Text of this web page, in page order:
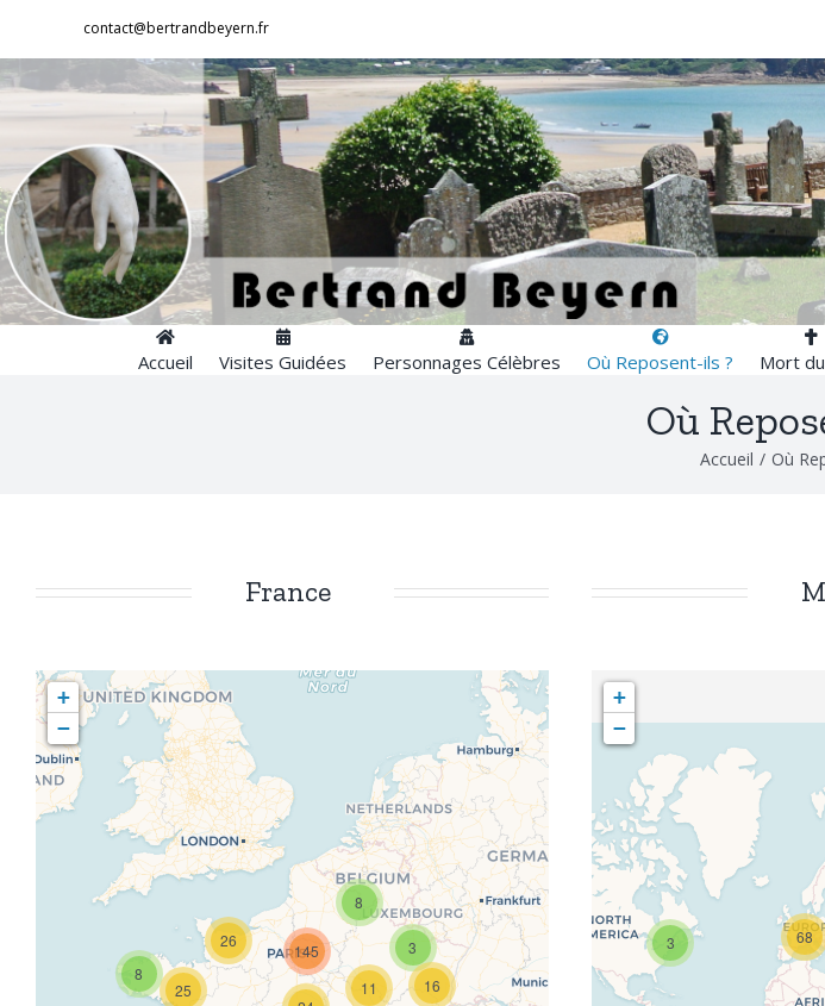
contenu
contact@bertrandbeyern.fr
Accueil Visites Guidées Personnages Célèbres Où Reposent-ils ? Mort
Où
Accueil / Où
France
8
25
8
3
11
26
145
16
+
−
3
68
+
−